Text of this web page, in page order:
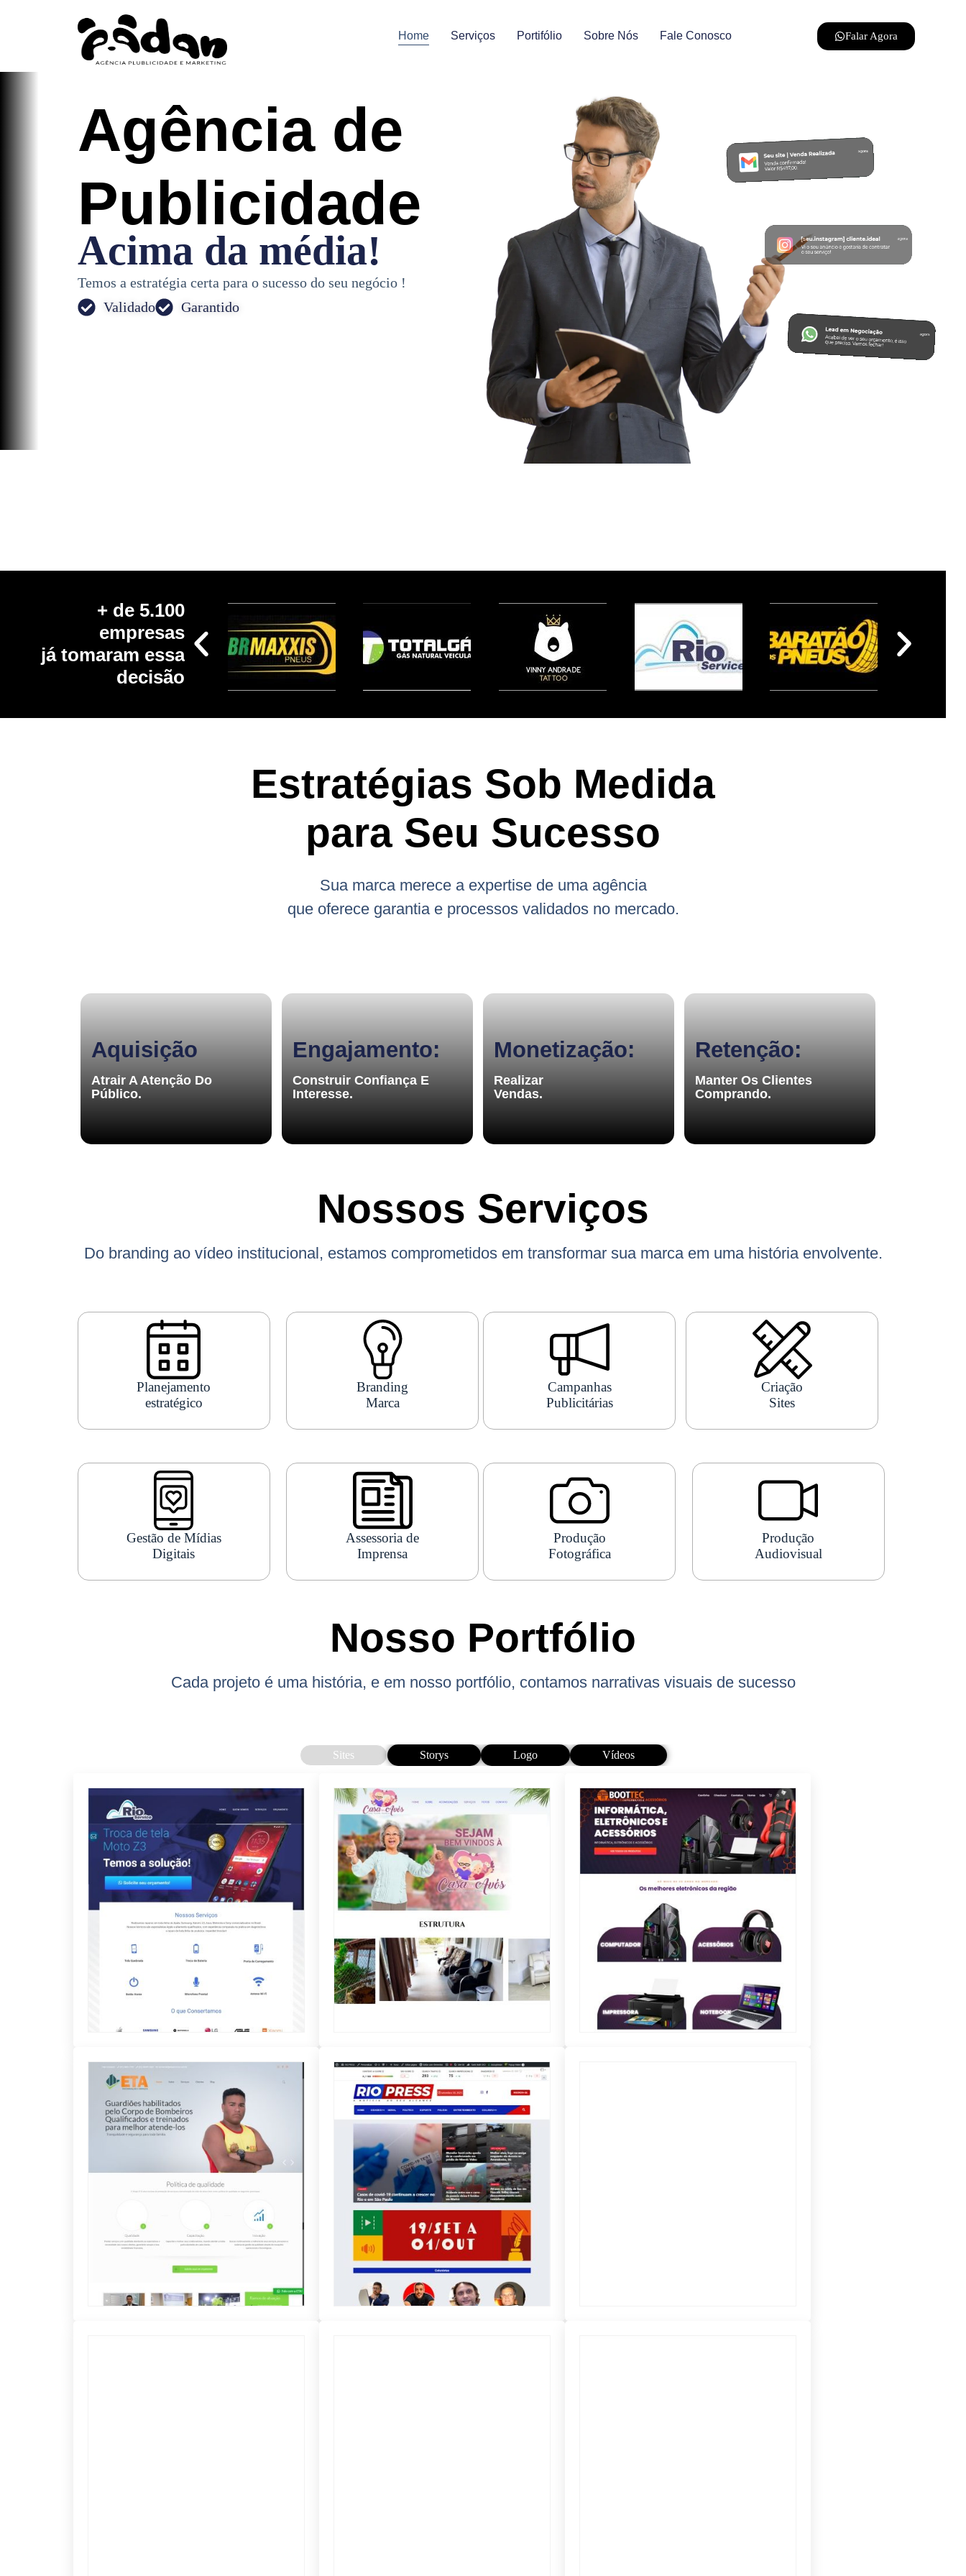
Home Serviços Portifólio Sobre Nós Fale Conosco Falar Agora
Agência de
Publicidade
Acima da média!
Temos a estratégia certa para o sucesso do seu negócio !
Validado
Garantido
+ de 5.100
empresas
já tomaram essa
decisão
Estratégias Sob Medida
para Seu Sucesso
Sua marca merece a expertise de uma agência
que oferece garantia e processos validados no mercado.
Aquisição
Atrair A Atenção Do
Público.
Engajamento:
Construir Confiança E
Interesse.
Monetização:
Realizar
Vendas.
Retenção:
Manter Os Clientes
Comprando.
Nossos Serviços
Do branding ao vídeo institucional, estamos comprometidos em transformar sua marca em uma história envolvente.
Planejamento
estratégico
Branding
Marca
Campanhas
Publicitárias
Criação
Sites
Gestão de Mídias
Digitais
Assessoria de
Imprensa
Produção
Fotográfica
Produção
Audiovisual
Nosso Portfólio
Cada projeto é uma história, e em nosso portfólio, contamos narrativas visuais de sucesso
Sites Storys Logo Vídeos